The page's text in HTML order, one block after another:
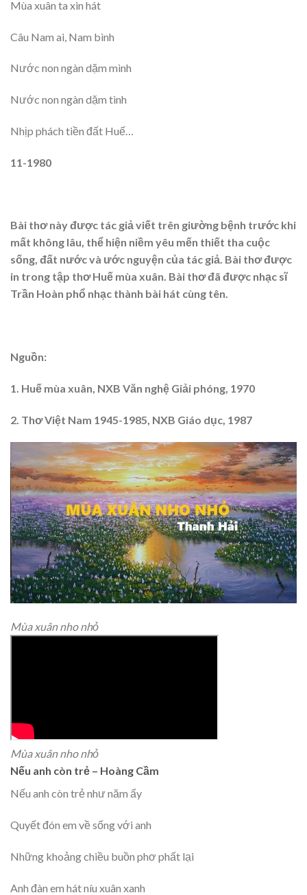
Mùa xuân ta xin hát
Câu Nam ai, Nam bình
Nước non ngàn dặm mình
Nước non ngàn dặm tình
Nhịp phách tiền đất Huế…
11-1980
Bài thơ này được tác giả viết trên giường bệnh trước khi
mất không lâu, thể hiện niềm yêu mến thiết tha cuộc
sống, đất nước và ước nguyện của tác giả. Bài thơ được
in trong tập thơ Huế mùa xuân. Bài thơ đã được nhạc sĩ
Trần Hoàn phổ nhạc thành bài hát cùng tên.
Nguồn:
1. Huế mùa xuân, NXB Văn nghệ Giải phóng, 1970
2. Thơ Việt Nam 1945-1985, NXB Giáo dục, 1987
Mùa xuân nho nhỏ
Mùa xuân nho nhỏ
Nếu anh còn trẻ – Hoàng Cầm
Nếu anh còn trẻ như năm ấy
Quyết đón em về sống với anh
Những khoảng chiều buồn phơ phất lại
Anh đàn em hát níu xuân xanh